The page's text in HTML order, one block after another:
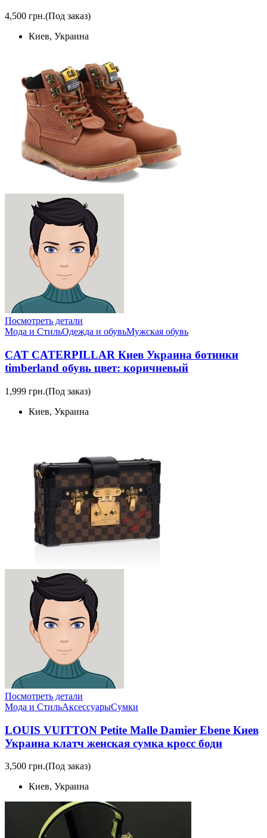
4,500 грн.(Под заказ)
Киев, Украина
Посмотреть детали
Мода и СтильОдежда и обувьМужская обувь
CAT CATERPILLAR Киев Украина ботинки
timberland обувь цвет: коричневый
1,999 грн.(Под заказ)
Киев, Украина
Посмотреть детали
Мода и СтильАксессуарыСумки
LOUIS VUITTON Petite Malle Damier Ebene Киев
Украина клатч женская сумка кросс боди
3,500 грн.(Под заказ)
Киев, Украина